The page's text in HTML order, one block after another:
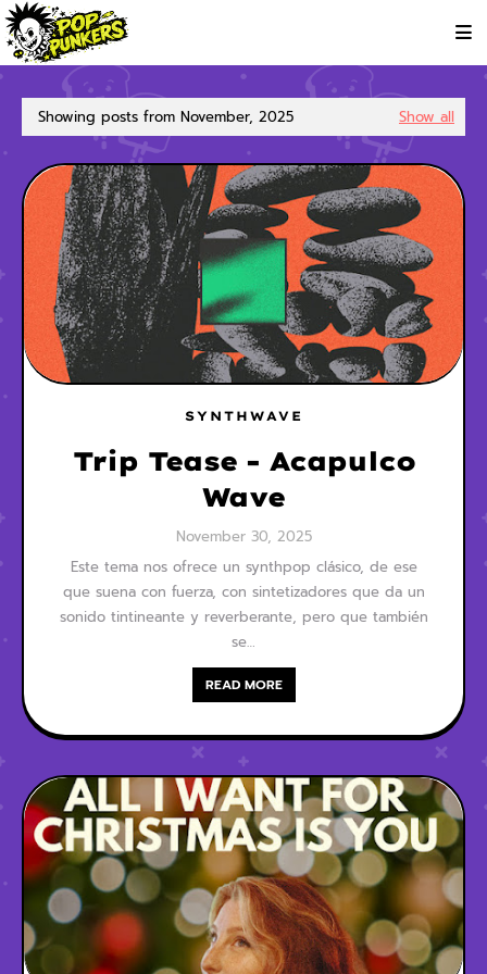
Showing posts from November, 2025 Show all
SYNTHWAVE
Trip Tease - Acapulco
Wave
November 30, 2025
Este tema nos ofrece un synthpop clásico, de ese
que suena con fuerza, con sintetizadores que da un
sonido tintineante y reverberante, pero que también
se…
READ MORE